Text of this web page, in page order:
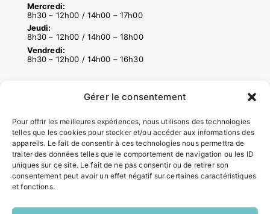
Gérer le consentement
Pour offrir les meilleures expériences, nous utilisons des technologies
telles que les cookies pour stocker et/ou accéder aux informations des
appareils. Le fait de consentir à ces technologies nous permettra de
traiter des données telles que le comportement de navigation ou les ID
uniques sur ce site. Le fait de ne pas consentir ou de retirer son
consentement peut avoir un effet négatif sur certaines caractéristiques
et fonctions.
Mercredi:
8h30 – 12h00 / 14h00 – 17h00
Jeudi:
8h30 – 12h00 / 14h00 – 18h00
Vendredi:
8h30 – 12h00 / 14h00 – 16h30
ACCÉS RAPIDES
Contacter la mairie
Pôle santé
Le Saucatais
Formalités administratives
Restauration scolaire
Demander un composteur